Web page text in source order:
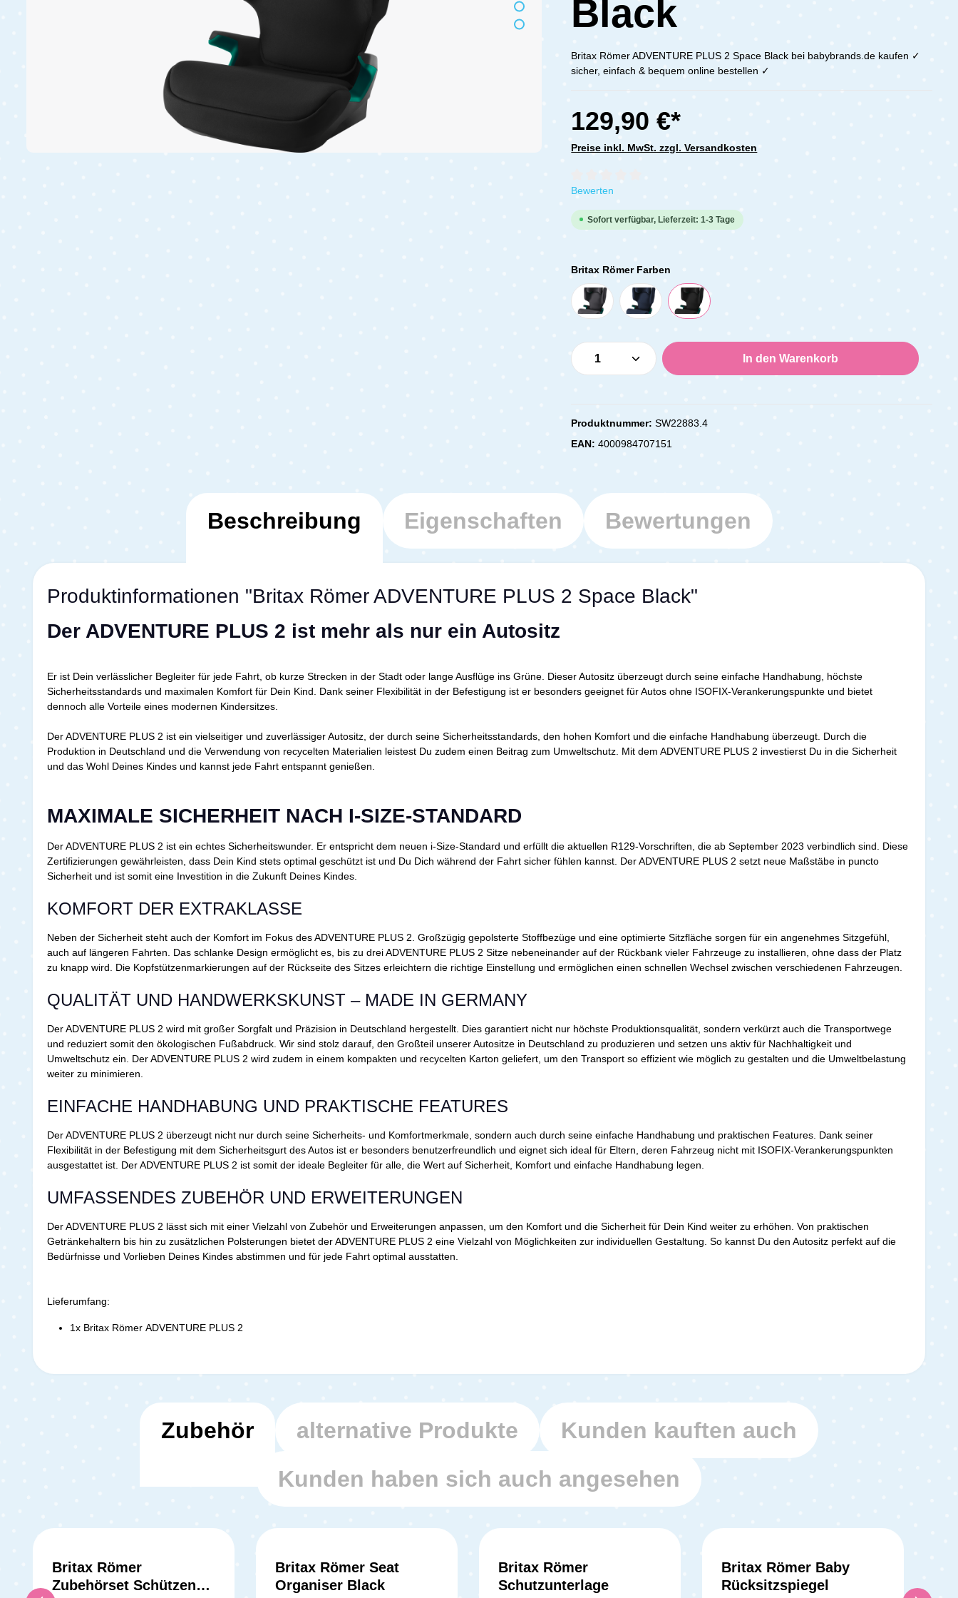
Black
Britax Römer ADVENTURE PLUS 2 Space Black bei babybrands.de kaufen ✓
sicher, einfach & bequem online bestellen ✓
129,90 €*
Preise inkl. MwSt. zzgl. Versandkosten
Durchschnittliche Bewertung von 0 von 5 Sternen
Bewerten
Sofort verfügbar, Lieferzeit: 1-3 Tage
Britax Römer Farben
Produkt Anzahl: Gib den gewünschten Wert ein
In den Warenkorb
Produktnummer:SW22883.4
EAN:4000984707151
Beschreibung Eigenschaften Bewertungen
Produktinformationen "Britax Römer ADVENTURE PLUS 2 Space Black"
Der ADVENTURE PLUS 2 ist mehr als nur ein Autositz
Er ist Dein verlässlicher Begleiter für jede Fahrt, ob kurze Strecken in der Stadt oder lange Ausflüge ins Grüne. Dieser Autositz überzeugt durch seine einfache Handhabung, höchste
Sicherheitsstandards und maximalen Komfort für Dein Kind. Dank seiner Flexibilität in der Befestigung ist er besonders geeignet für Autos ohne ISOFIX-Verankerungspunkte und bietet
dennoch alle Vorteile eines modernen Kindersitzes.
Der ADVENTURE PLUS 2 ist ein vielseitiger und zuverlässiger Autositz, der durch seine Sicherheitsstandards, den hohen Komfort und die einfache Handhabung überzeugt. Durch die
Produktion in Deutschland und die Verwendung von recycelten Materialien leistest Du zudem einen Beitrag zum Umweltschutz. Mit dem ADVENTURE PLUS 2 investierst Du in die Sicherheit
und das Wohl Deines Kindes und kannst jede Fahrt entspannt genießen.
MAXIMALE SICHERHEIT NACH I-SIZE-STANDARD
Der ADVENTURE PLUS 2 ist ein echtes Sicherheitswunder. Er entspricht dem neuen i-Size-Standard und erfüllt die aktuellen R129-Vorschriften, die ab September 2023 verbindlich sind. Diese
Zertifizierungen gewährleisten, dass Dein Kind stets optimal geschützt ist und Du Dich während der Fahrt sicher fühlen kannst. Der ADVENTURE PLUS 2 setzt neue Maßstäbe in puncto
Sicherheit und ist somit eine Investition in die Zukunft Deines Kindes.
KOMFORT DER EXTRAKLASSE
Neben der Sicherheit steht auch der Komfort im Fokus des ADVENTURE PLUS 2. Großzügig gepolsterte Stoffbezüge und eine optimierte Sitzfläche sorgen für ein angenehmes Sitzgefühl,
auch auf längeren Fahrten. Das schlanke Design ermöglicht es, bis zu drei ADVENTURE PLUS 2 Sitze nebeneinander auf der Rückbank vieler Fahrzeuge zu installieren, ohne dass der Platz
zu knapp wird. Die Kopfstützenmarkierungen auf der Rückseite des Sitzes erleichtern die richtige Einstellung und ermöglichen einen schnellen Wechsel zwischen verschiedenen Fahrzeugen.
QUALITÄT UND HANDWERKSKUNST – MADE IN GERMANY
Der ADVENTURE PLUS 2 wird mit großer Sorgfalt und Präzision in Deutschland hergestellt. Dies garantiert nicht nur höchste Produktionsqualität, sondern verkürzt auch die Transportwege
und reduziert somit den ökologischen Fußabdruck. Wir sind stolz darauf, den Großteil unserer Autositze in Deutschland zu produzieren und setzen uns aktiv für Nachhaltigkeit und
Umweltschutz ein. Der ADVENTURE PLUS 2 wird zudem in einem kompakten und recycelten Karton geliefert, um den Transport so effizient wie möglich zu gestalten und die Umweltbelastung
weiter zu minimieren.
EINFACHE HANDHABUNG UND PRAKTISCHE FEATURES
Der ADVENTURE PLUS 2 überzeugt nicht nur durch seine Sicherheits- und Komfortmerkmale, sondern auch durch seine einfache Handhabung und praktischen Features. Dank seiner
Flexibilität in der Befestigung mit dem Sicherheitsgurt des Autos ist er besonders benutzerfreundlich und eignet sich ideal für Eltern, deren Fahrzeug nicht mit ISOFIX-Verankerungspunkten
ausgestattet ist. Der ADVENTURE PLUS 2 ist somit der ideale Begleiter für alle, die Wert auf Sicherheit, Komfort und einfache Handhabung legen.
UMFASSENDES ZUBEHÖR UND ERWEITERUNGEN
Der ADVENTURE PLUS 2 lässt sich mit einer Vielzahl von Zubehör und Erweiterungen anpassen, um den Komfort und die Sicherheit für Dein Kind weiter zu erhöhen. Von praktischen
Getränkehaltern bis hin zu zusätzlichen Polsterungen bietet der ADVENTURE PLUS 2 eine Vielzahl von Möglichkeiten zur individuellen Gestaltung. So kannst Du den Autositz perfekt auf die
Bedürfnisse und Vorlieben Deines Kindes abstimmen und für jede Fahrt optimal ausstatten.
Lieferumfang:
1x Britax Römer ADVENTURE PLUS 2
Zubehör alternative Produkte
Kunden kauften auch
Kunden haben sich auch angesehen
Britax Römer
Zubehörset Schützen
Britax Römer Seat
Organiser Black
Durchschnittliche Bewertung von 5 von 5 Sternen
Britax Römer
Schutzunterlage
Britax Römer Baby
Rücksitzspiegel